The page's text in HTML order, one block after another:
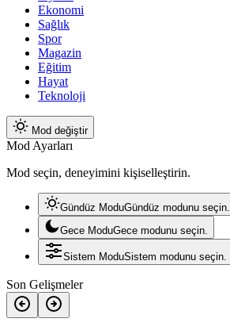
Ekonomi
Sağlık
Spor
Magazin
Eğitim
Hayat
Teknoloji
Mod değiştir
Mod Ayarları
Mod seçin, deneyimini kişiselleştirin.
Gündüz ModuGündüz modunu seçin.
Gece ModuGece modunu seçin.
Sistem ModuSistem modunu seçin.
Son Gelişmeler